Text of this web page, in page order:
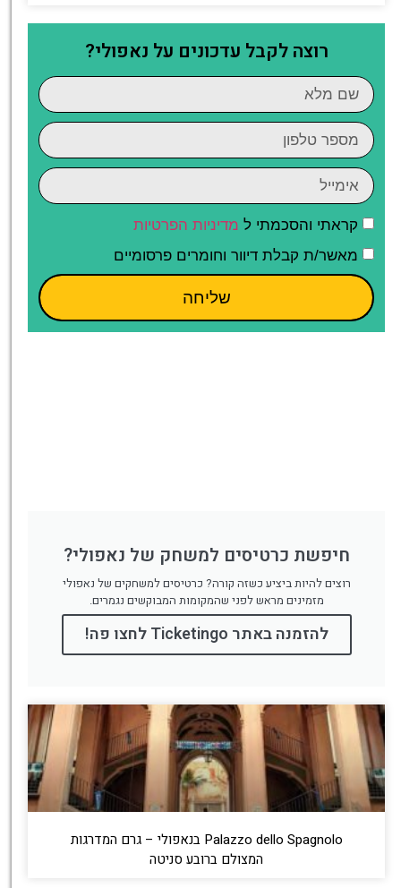
רוצה לקבל עדכונים על נאפולי?
קראתי והסכמתי ל מדיניות הפרטיות
מאשר/ת קבלת דיוור וחומרים פרסומיים
שליחה
חיפשת כרטיסים למשחק של נאפולי?
רוצים להיות ביציע כשזה קורה? כרטיסים למשחקים של נאפולי
מזמינים מראש לפני שהמקומות המבוקשים נגמרים.
להזמנה באתר Ticketingo לחצו פה!
Palazzo dello Spagnolo בנאפולי – גרם המדרגות
המצולם ברובע סניטה